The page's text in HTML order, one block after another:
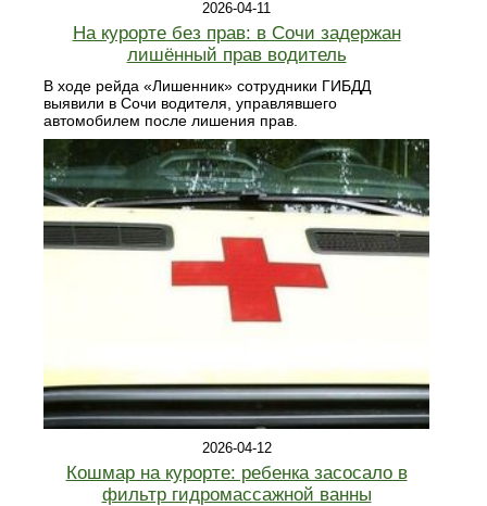
2026-04-11
На курорте без прав: в Сочи задержан
лишённый прав водитель
В ходе рейда «Лишенник» сотрудники ГИБДД
выявили в Сочи водителя, управлявшего
автомобилем после лишения прав.
2026-04-12
Кошмар на курорте: ребенка засосало в
фильтр гидромассажной ванны